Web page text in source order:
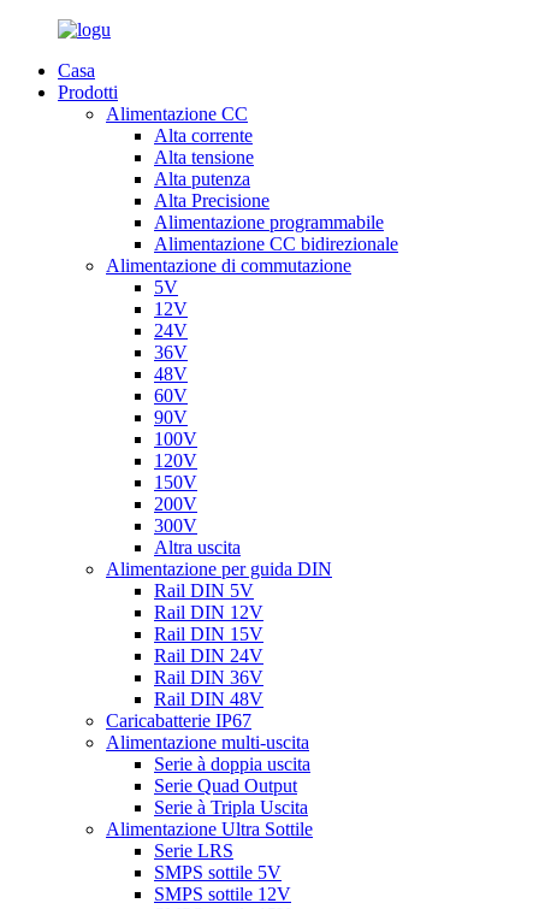
Casa
Prodotti
Alimentazione CC
Alta corrente
Alta tensione
Alta putenza
Alta Precisione
Alimentazione programmabile
Alimentazione CC bidirezionale
Alimentazione di commutazione
5V
12V
24V
36V
48V
60V
90V
100V
120V
150V
200V
300V
Altra uscita
Alimentazione per guida DIN
Rail DIN 5V
Rail DIN 12V
Rail DIN 15V
Rail DIN 24V
Rail DIN 36V
Rail DIN 48V
Caricabatterie IP67
Alimentazione multi-uscita
Serie à doppia uscita
Serie Quad Output
Serie à Tripla Uscita
Alimentazione Ultra Sottile
Serie LRS
SMPS sottile 5V
SMPS sottile 12V